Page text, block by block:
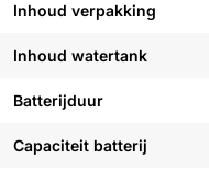
Inhoud verpakking
Inhoud watertank
Batterijduur
Capaciteit batterij